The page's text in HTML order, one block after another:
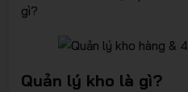
gì?
Quản lý kho là gì?